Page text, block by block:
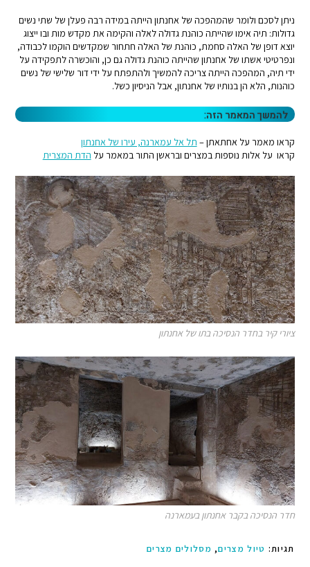
ניתן לסכם ולומר שהמהפכה של אחנתון הייתה במידה רבה פעלן של שתי נשים
גדולות: תיה אימו שהייתה כוהנת גדולה לאלה והקימה את מקדש מות ובו ייצוג
יוצא דופן של האלה סחמת, כוהנת של האלה חתחור שמקדשים הוקמו לכבודה,
ונפרטיטי אשתו של אחנתון שהייתה כוהנת גדולה גם כן, והוכשרה לתפקידה על
ידי תיה, המהפכה הייתה צריכה להמשיך ולהתפתח על ידי דור שלישי של נשים
כוהנות, הלא הן בנותיו של אחנתון, אבל הניסיון כשל.
להמשך המאמר הזה:
קראו מאמר על אחתאתן –תל אל עמארנה, עירו של אחנתון
קראו על אלות נוספות במצרים ובראשן התור במאמר עלהדת המצרית
ציורי קיר בחדר הנסיכה בתו של אחנתון
חדר הנסיכה בקבר אחנתון בעמארנה
תגיות:טיול מצרים, מסלולים מצרים